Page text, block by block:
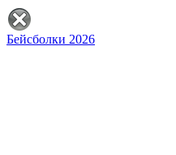
Бейсболки 2026